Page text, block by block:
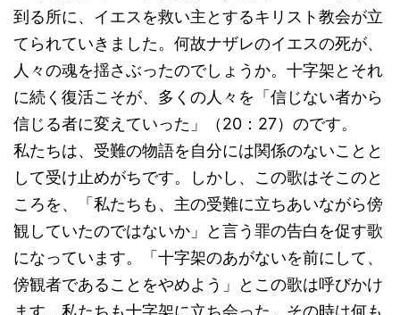
到る所に、イエスを救い主とするキリスト教会が立
てられていきました。何故ナザレのイエスの死が、
人々の魂を揺さぶったのでしょうか。十字架とそれ
に続く復活こそが、多くの人々を「信じない者から
信じる者に変えていった」（20：27）のです。
私たちは、受難の物語を自分には関係のないことと
して受け止めがちです。しかし、この歌はそこのと
ころを、「私たちも、主の受難に立ちあいながら傍
観していたのではないか」と言う罪の告白を促す歌
になっています。「十字架のあがないを前にして、
傍観者であることをやめよう」とこの歌は呼びかけ
ます。私たちも十字架に立ち会った。その時は何も